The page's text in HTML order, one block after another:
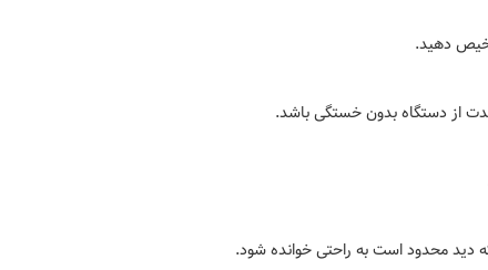
دهید.
از دستگاه بدون خستگی باشد.
دید محدود است به راحتی خوانده شود.